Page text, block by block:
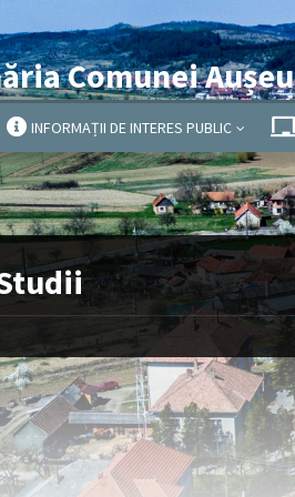
Comunei Aușeu
INFORMAȚII DE INTERES PUBLIC